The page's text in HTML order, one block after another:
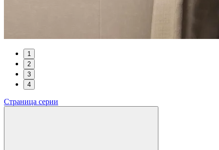
1
2
3
4
Страница серии